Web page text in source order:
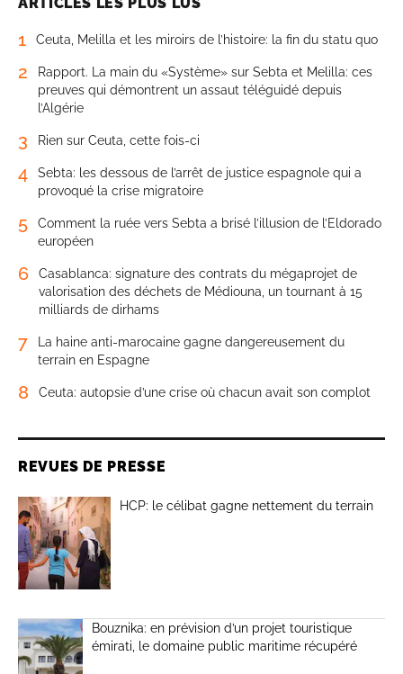
1 Ceuta, Melilla et les miroirs de l’histoire: la fin du statu quo
2
Rapport. La main du «Système» sur Sebta et Melilla: ces
preuves qui démontrent un assaut téléguidé depuis
l’Algérie
3 Rien sur Ceuta, cette fois-ci
4
Sebta: les dessous de l’arrêt de justice espagnole qui a
provoqué la crise migratoire
5
Comment la ruée vers Sebta a brisé l’illusion de l’Eldorado
européen
6
Casablanca: signature des contrats du mégaprojet de
valorisation des déchets de Médiouna, un tournant à 15
milliards de dirhams
7
La haine anti-marocaine gagne dangereusement du
terrain en Espagne
8 Ceuta: autopsie d’une crise où chacun avait son complot
REVUES DE PRESSE
HCP: le célibat gagne nettement du terrain
Bouznika: en prévision d’un projet touristique
émirati, le domaine public maritime récupéré